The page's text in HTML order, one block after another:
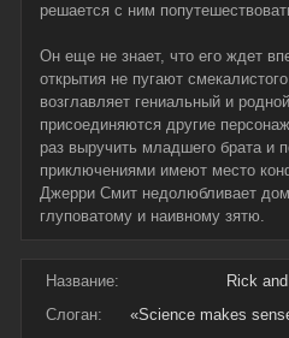
решается с ним
Он еще не знает, что его ждет
открытия не пугают
возглавляет гениальный и
присоединяются другие
раз выручить младшего брата и
приключениями имеют место
Джерри Смит недолюбливает
глуповатому и наивному зятю.
Название:
Rick
Слоган:
«Science makes